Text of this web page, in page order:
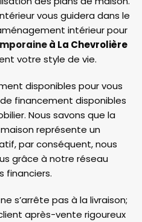
vous guidera dans le
intérieur pour
à La Chevrolière
votre style de vie.
disponibles pour vous
financement disponibles
Nous savons que la
représente un
par conséquent, nous
grâce à notre réseau
financiers.
s’arrête pas à la livraison;
après-vente rigoureux